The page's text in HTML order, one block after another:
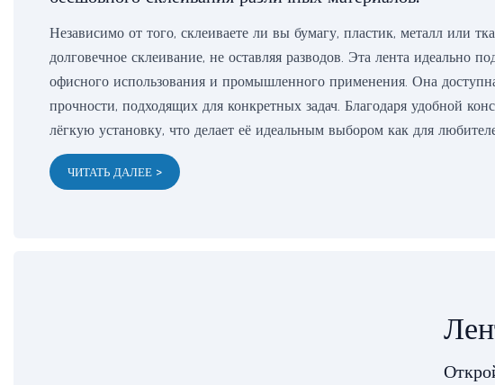
Независимо от того, склеиваете ли вы бумагу, пластик, металл или
долговечное склеивание, не оставляя разводов. Эта лента идеально
офисного использования и промышленного применения. Она
прочности, подходящих для конкретных задач. Благодаря удобной
лёгкую установку, что делает её идеальным выбором как для
ЧИТАТЬ ДАЛЕЕ >